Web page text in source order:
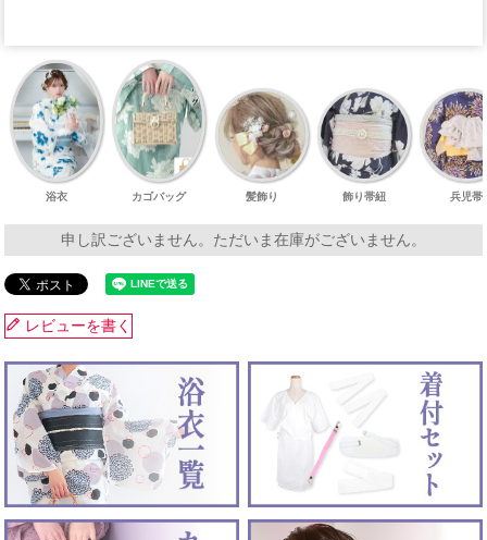
浴衣 カゴバッグ 髪飾り 飾り帯紐 兵児帯
申し訳ございません。ただいま在庫がございません。
レビューを書く